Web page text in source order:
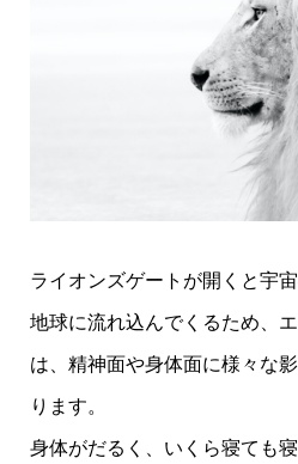
ライオンズゲートが開くと宇
地球に流れ込んでくるため、
は、精神面や身体面に様々な
ります。
身体がだるく、いくら寝ても